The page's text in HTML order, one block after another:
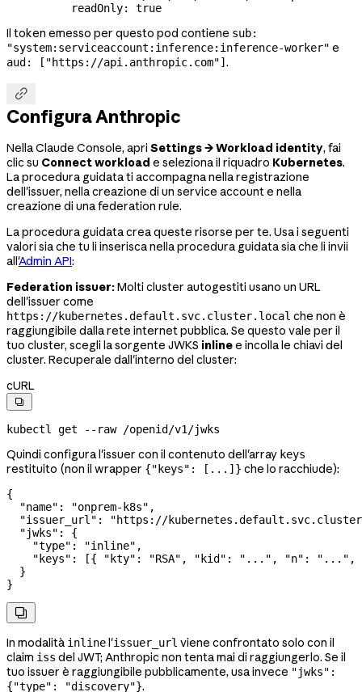
          readOnly
: true
Il token emesso per questo pod contiene sub:
"system:serviceaccount:inference:inference-worker" e
aud: ["https://api.anthropic.com"].

Configura Anthropic
Nella Claude Console, apri Settings → Workload identity, fai
clic su Connect workload e seleziona il riquadro Kubernetes.
La procedura guidata ti accompagna nella registrazione
dell'issuer, nella creazione di un service account e nella
creazione di una federation rule.
La procedura guidata crea queste risorse per te. Usa i seguenti
valori sia che tu li inserisca nella procedura guidata sia che li invii
all'Admin API:
Federation issuer:Molti cluster autogestiti usano un URL
dell'issuer come
https://kubernetes.default.svc.cluster.local che non è
raggiungibile dalla rete internet pubblica. Se questo vale per il
tuo cluster, scegli la sorgente JWKS inlinee incolla le chiavi del
cluster. Recuperale dall'interno del cluster:
cURL

kubectl get --raw /openid/v1/jwks
Quindi configura l'issuer con il contenuto dell'array keys
restituito (non il wrapper {"keys": [...]} che lo racchiude):
{
  "name"
: "onprem-k8s" ,
  "issuer_url"
:
"https://
  "jwks"
: {
    "type"
: "inline" ,
    "keys"
: [{ "kty" : "RSA" , "kid" : "..." , "n" : "..." ,
  }
}

In modalità inline l'issuer_url viene confrontato solo con il
claim iss del JWT; Anthropic non tenta mai di raggiungerlo. Se il
tuo issuer è raggiungibile pubblicamente, usa invece "jwks":
{"type": "discovery"}.